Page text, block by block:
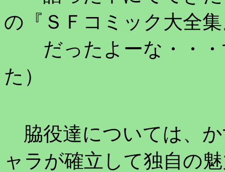
の『ＳＦコミック大全
だったよーな・・・
た）
脇役達については、
ャラが確立して独自の